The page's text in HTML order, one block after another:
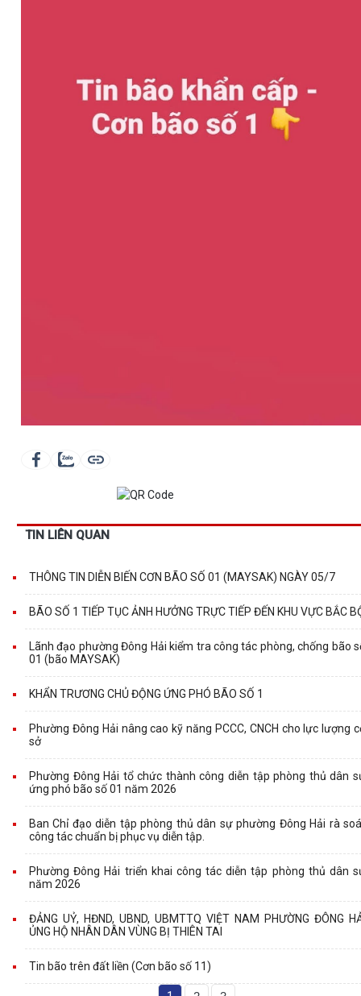
TIN LIÊN QUAN
THÔNG TIN DIỄN BIẾN CƠN BÃO SỐ 01 (MAYSAK) NGÀY 05/7
BÃO SỐ 1 TIẾP TỤC ẢNH HƯỞNG TRỰC TIẾP ĐẾN KHU VỰC BẮC
Lãnh đạo phường Đông Hải kiểm tra công tác phòng, chống bão
01 (bão MAYSAK)
KHẨN TRƯƠNG CHỦ ĐỘNG ỨNG PHÓ BÃO SỐ 1
Phường Đông Hải nâng cao kỹ năng PCCC, CNCH cho lực lượng
sở
Phường Đông Hải tổ chức thành công diễn tập phòng thủ dân
ứng phó bão số 01 năm 2026
Ban Chỉ đạo diễn tập phòng thủ dân sự phường Đông Hải rà
công tác chuẩn bị phục vụ diễn tập.
Phường Đông Hải triển khai công tác diễn tập phòng thủ dân
năm 2026
ĐẢNG UỶ, HĐND, UBND, UBMTTQ VIỆT NAM PHƯỜNG ĐÔNG
ỦNG HỘ NHÂN DÂN VÙNG BỊ THIÊN TAI
Tin bão trên đất liền (Cơn bão số 11)